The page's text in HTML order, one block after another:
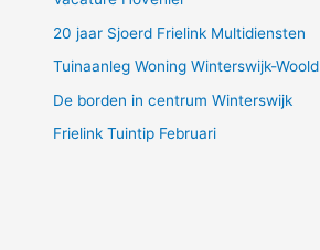
20 jaar Sjoerd Frielink Multidiensten
Tuinaanleg Woning Winterswijk-Woold
De borden in centrum Winterswijk
Frielink Tuintip Februari